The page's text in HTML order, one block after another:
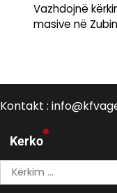
Vazhdojnë
masive në
Kontakt :
Kerko
Kërko
për: